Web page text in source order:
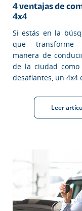
4 ventajas de
4x4
Si estás en la
que transforme
manera de
de la ciudad
desafiantes, un 4x4
Leer